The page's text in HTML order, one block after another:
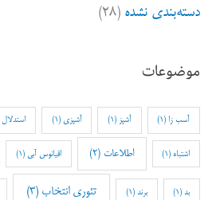
دسته‌بندی نشده (۲۸)
موضوعات
آسب زا (1) آشپز (1) آشپزی (1) استدلال
اشتباه (1) اطلاعات (2) اقیانوس آبی (1)
بد(1) برند (1) تئوری انتخاب (3)